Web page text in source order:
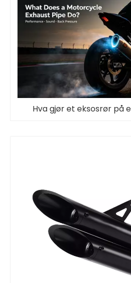
Hva gjør et eksosrør på